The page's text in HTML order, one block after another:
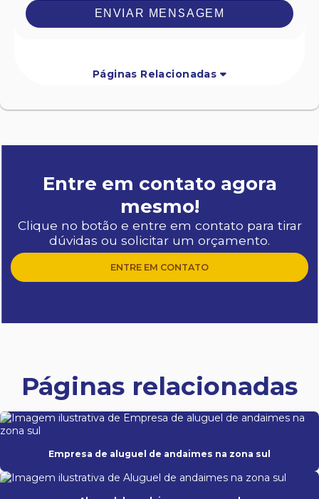
ENVIAR MENSAGEM
Páginas Relacionadas
Entre em contato agora
mesmo!
Clique no botão e entre em contato para tirar
dúvidas ou solicitar um orçamento.
ENTRE EM CONTATO
Páginas relacionadas
Empresa de aluguel de andaimes na zona sul